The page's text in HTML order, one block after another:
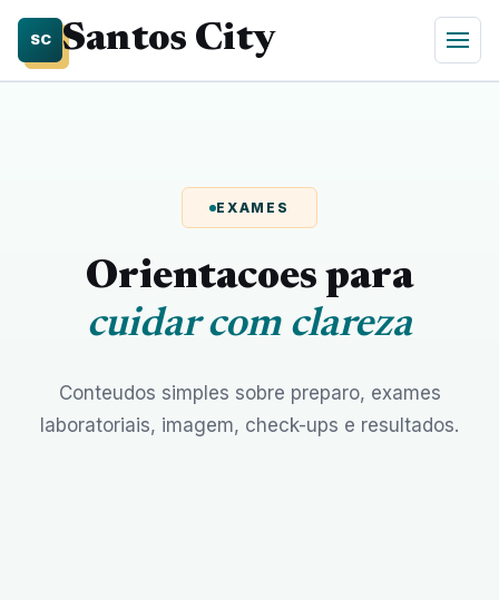
SC Santos City
EXAMES
Orientacoes para
cuidar com clareza
Conteudos simples sobre preparo, exames
laboratoriais, imagem, check-ups e resultados.